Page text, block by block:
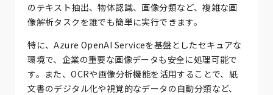
のテキスト抽出、物体認識、画像分類など、複雑な画
像解析タスクを誰でも簡単に実行できます。
特に、Azure OpenAI Serviceを基盤としたセキュアな
環境で、企業の重要な画像データも安全に処理可能で
す。また、OCRや画像分析機能を活用することで、紙
文書のデジタル化や視覚的なデータの自動分類など、